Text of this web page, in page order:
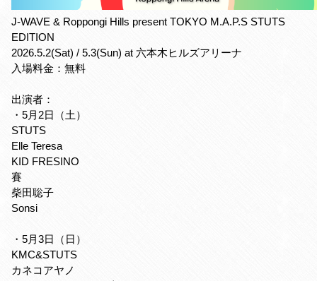
J-WAVE & Roppongi Hills present TOKYO M.A.P.S STUTS
EDITION
2026.5.2(Sat) / 5.3(Sun) at 六本木ヒルズアリーナ
入場料金：無料
出演者：
・5月2日（土）
STUTS
Elle Teresa
KID FRESINO
賽
柴田聡子
Sonsi
・5月3日（日）
KMC&STUTS
カネコアヤノ